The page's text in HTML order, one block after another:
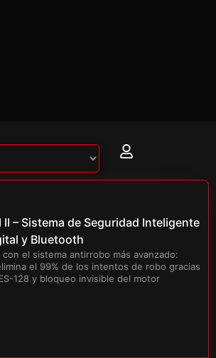
II – Sistema de Seguridad Inteligente
y Bluetooth
el sistema antirrobo más avanzado:
el 99% de los intentos de robo gracias
128 y bloqueo invisible del motor